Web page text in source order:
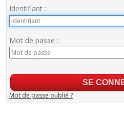
Identifiant :
Mot de passe :
Mot de passe oublié ?